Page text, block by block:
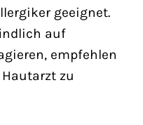
geeignet.
auf
empfehlen
zu